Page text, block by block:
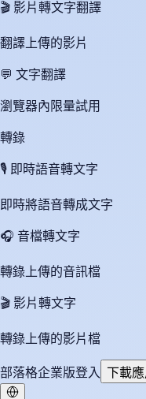
🎬 影片轉文字翻譯
翻譯上傳的影片
💬 文字翻譯
瀏覽器內限量試用
轉錄
🎙️ 即時語音轉文字
即時將語音轉成文字
🎧 音檔轉文字
轉錄上傳的音訊檔
🎬 影片轉文字
轉錄上傳的影片檔
部落格企業版登入 下載